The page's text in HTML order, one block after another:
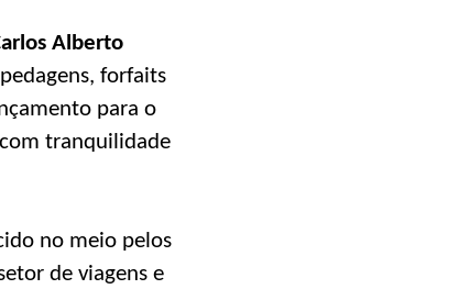
Alberto
forfaits
para o
tranquilidade
no meio pelos
de viagens e